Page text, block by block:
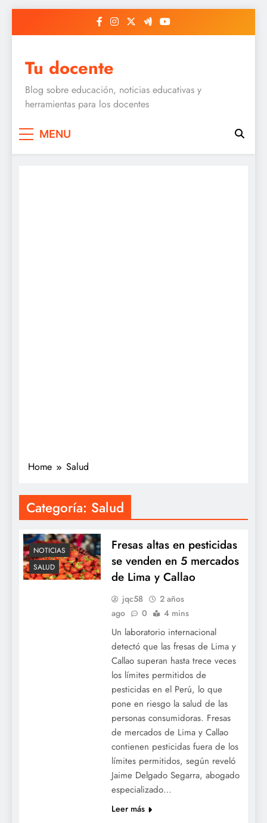
Tu docente
Blog sobre educación, noticias educativas y
herramientas para los docentes
MENU
Home Salud
Categoría: Salud
NOTICIAS
SALUD
Fresas altas en pesticidas
se venden en 5 mercados
de Lima y Callao
jqc58
2 años
ago
0 4 mins
Un laboratorio internacional
detectó que las fresas de Lima y
Callao superan hasta trece veces
los límites permitidos de
pesticidas en el Perú, lo que
pone en riesgo la salud de las
personas consumidoras. Fresas
de mercados de Lima y Callao
contienen pesticidas fuera de los
límites permitidos, según reveló
Jaime Delgado Segarra, abogado
especializado…
Leer más